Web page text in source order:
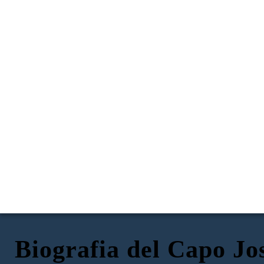
Biografia del Capo